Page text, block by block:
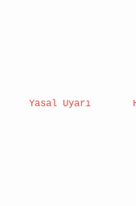
Yasal Uyarı